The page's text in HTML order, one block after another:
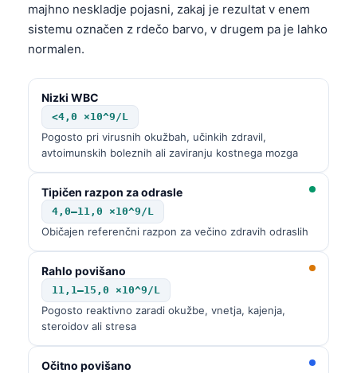
majhno neskladje pojasni, zakaj je rezultat v enem
sistemu označen z rdečo barvo, v drugem pa je lahko
normalen.
Nizki WBC
<4,0 ×10^9/L
Pogosto pri virusnih okužbah, učinkih zdravil,
avtoimunskih boleznih ali zaviranju kostnega mozga
Tipičen razpon za odrasle
4,0–11,0 ×10^9/L
Običajen referenčni razpon za večino zdravih odraslih
Rahlo povišano
11,1–15,0 ×10^9/L
Pogosto reaktivno zaradi okužbe, vnetja, kajenja,
steroidov ali stresa
Očitno povišano